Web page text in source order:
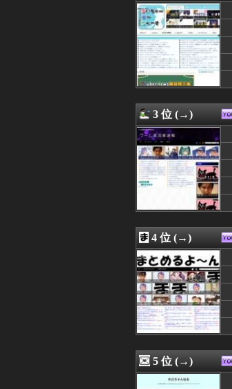
08/08 11:00
08/08 11:00
08/08 11:00
08/08 10:30
08/08 10:00
08/08 09:00
08/08 09:00
08/08 07:00
08/07 21:58
08/07 19:48
08/07 19:22
08/07 18:59
08/07 00:11
08/06 21:46
08/06 16:10
08/06 15:51
08/06 00:11
08/05 21:20
3 位 (→)
4 位 (→)
5 位 (→)